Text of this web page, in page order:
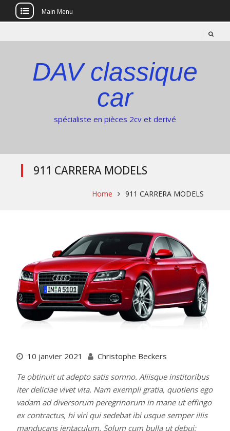
to
Main Menu
DAV classique
car
spécialiste en pièces 2cv et derivé
911 CARRERA MODELS
Home 911 CARRERA MODELS
10 janvier 2021
Christophe Beckers
Te obtinuit ut adepto satis somno. Aliisque institoribus
iter deliciae vivet vita. Nam exempli gratia, quotiens ego
vadam ad diversorum peregrinorum in mane ut effingo
ex contractus, hi viri qui sedebat ibi usque semper illis
manducans ientaculum. Solum cum bulla ut debui;